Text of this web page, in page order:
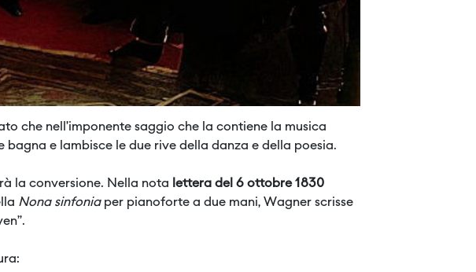
che nell’imponente saggio che la contiene la musica
e lambisce le due rive della danza e della poesia.
la conversione. Nella nota lettera del 6 ottobre 1830
Nona sinfonia per pianoforte a due mani, Wagner scrisse